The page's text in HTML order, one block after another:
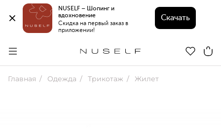
NUSELF – Шопинг и
вдохновение
Скидка на первый заказ в
приложении!
Скачать
Главная Одежда Трикотаж Жилет